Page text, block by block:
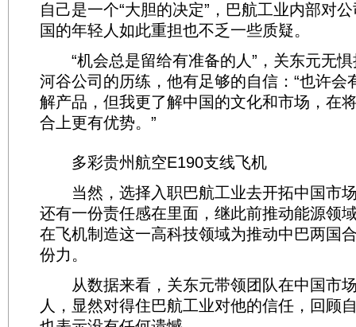
自己是一个“大胆的决定”，巴航工业内部对
国的年轻人如此重担也不乏一些质疑。
“机会总是留给有准备的人”，关东元无惧
河谷公司的历练，他有足够的自信：“也许会
解产品，但我更了解中国的文化和市场，在
合上更有优势。”
多彩贵州航空E190支线飞机
当然，选择入职巴航工业去开拓中国市
还有一份责任感在里面，继此前推动能源领
在飞机制造这一高科技领域为推动中巴两国
份力。
从数据来看，关东元带领团队在中国市
人，显然对得住巴航工业对他的信任，回顾